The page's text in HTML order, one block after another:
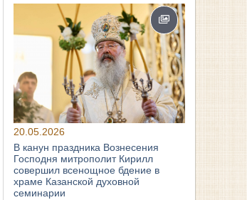
20.05.2026
В канун праздника Вознесения
Господня митрополит Кирилл
совершил всенощное бдение в
храме Казанской духовной
семинарии